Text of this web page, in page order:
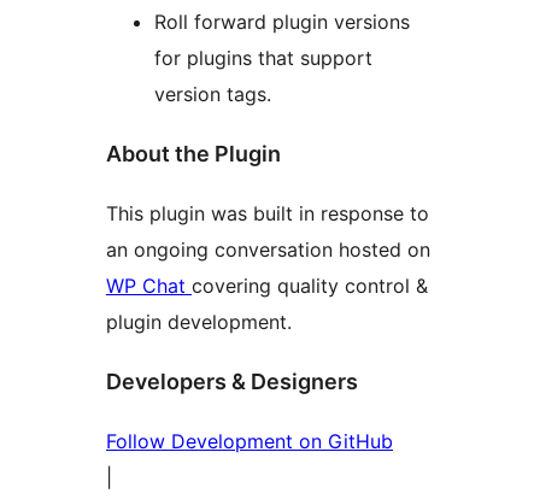
Roll forward plugin versions
for plugins that support
version tags.
About the Plugin
This plugin was built in response to
an ongoing conversation hosted on
WP Chat covering quality control &
plugin development.
Developers & Designers
Follow Development on GitHub